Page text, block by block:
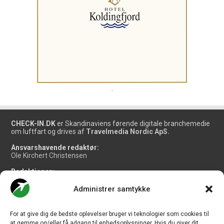
Administrer samtykke
For at give dig de bedste oplevelser bruger vi teknologier som cookies til
CHECK-IN.DK er Skandinaviens førende digitale branchemedie
om luftfart og drives af Travelmedia Nordic ApS.
Ansvarshavende redaktør:
Ole Kirchert Christensen
Redaktionen:
Christian Granhøj Skouboe
Henrik Baumgarten
Danny Longhi Andreasen
Salg og jobannoncer: